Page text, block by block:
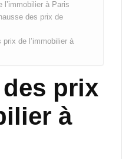
l’immobilier à Paris
des prix de
de l’immobilier à
prix
à